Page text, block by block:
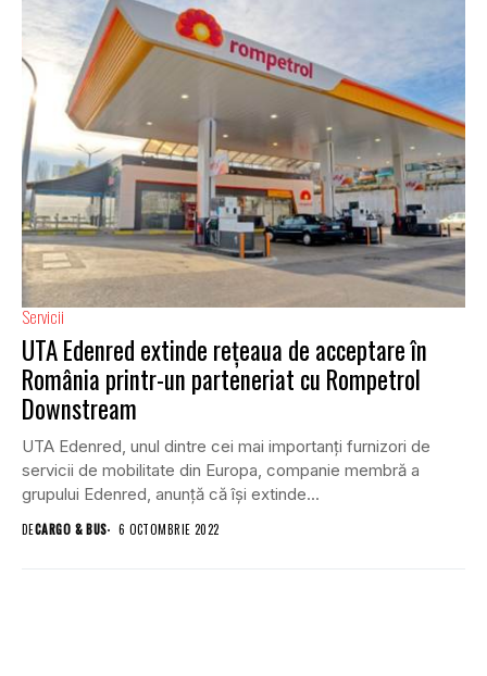
Servicii
UTA Edenred extinde rețeaua de acceptare în
România printr-un parteneriat cu Rompetrol
Downstream
UTA Edenred, unul dintre cei mai importanți furnizori de
servicii de mobilitate din Europa, companie membră a
grupului Edenred, anunță că își extinde...
DECARGO & BUS 6 OCTOMBRIE 2022